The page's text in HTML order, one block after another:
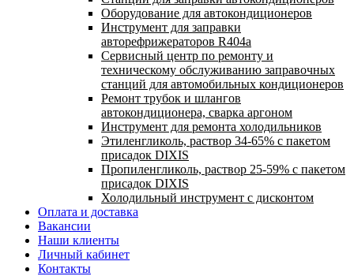
Оборудование для автокондиционеров
Инструмент для заправки
авторефрижераторов R404a
Сервисный центр по ремонту и
техническому обслуживанию заправочных
станций для автомобильных кондиционеров
Ремонт трубок и шлангов
автокондиционера, сварка аргоном
Инструмент для ремонта холодильников
Этиленгликоль, раствор 34-65% с пакетом
присадок DIXIS
Пропиленгликоль, раствор 25-59% с пакетом
присадок DIXIS
Холодильный инструмент с дисконтом
Оплата и доставка
Вакансии
Наши клиенты
Личный кабинет
Контакты